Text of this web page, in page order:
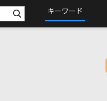
キーワード